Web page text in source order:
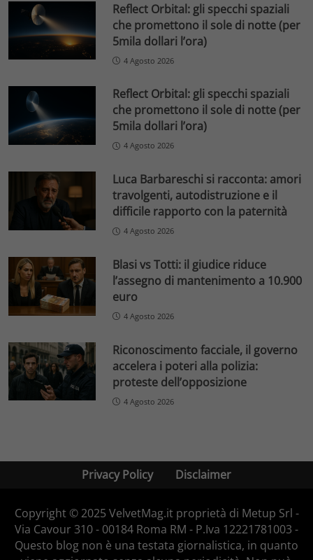
Reflect Orbital: gli specchi spaziali
che promettono il sole di notte (per
5mila dollari l’ora)
4 Agosto 2026
Reflect Orbital: gli specchi spaziali
che promettono il sole di notte (per
5mila dollari l’ora)
4 Agosto 2026
Luca Barbareschi si racconta: amori
travolgenti, autodistruzione e il
difficile rapporto con la paternità
4 Agosto 2026
Blasi vs Totti: il giudice riduce
l’assegno di mantenimento a 10.900
euro
4 Agosto 2026
Riconoscimento facciale, il governo
accelera i poteri alla polizia:
proteste dell’opposizione
4 Agosto 2026
Privacy Policy Disclaimer
Copyright © 2025 VelvetMag.it proprietà di Metup Srl -
Via Cavour 310 - 00184 Roma RM - P.Iva 12221781003 -
Questo blog non è una testata giornalistica, in quanto